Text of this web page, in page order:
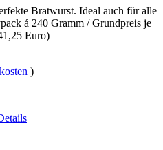
Bratwurst. Ideal auch für alle
á 240 Gramm / Grundpreis je
Euro)
)